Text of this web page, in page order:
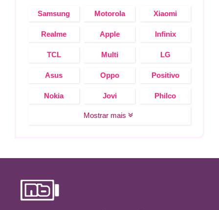
Samsung Motorola Xiaomi
Realme Apple Infinix
TCL Multi LG
Asus Oppo Positivo
Nokia Jovi Philco
Mostrar mais